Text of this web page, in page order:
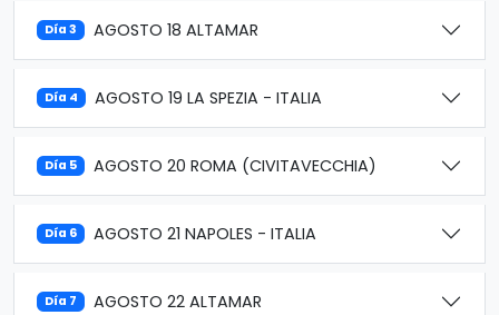
Día 3 AGOSTO 18 ALTAMAR
Día 4 AGOSTO 19 LA SPEZIA - ITALIA
Día 5 AGOSTO 20 ROMA (CIVITAVECCHIA)
Día 6 AGOSTO 21 NAPOLES - ITALIA
Día 7 AGOSTO 22 ALTAMAR